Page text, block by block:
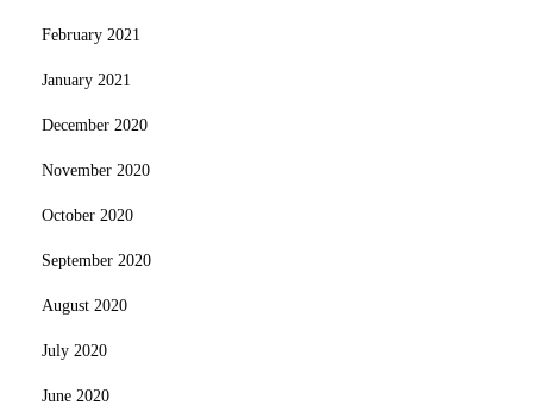
February 2021
January 2021
December 2020
November 2020
October 2020
September 2020
August 2020
July 2020
June 2020